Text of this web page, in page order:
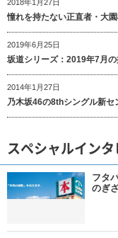
2018年1月27日
憧れを持たない正直者・大
2019年6月25日
坂道シリーズ：2019年7月
2014年1月27日
乃木坂46の8thシングル新セ
スペシャルイン
フタ
のぎ